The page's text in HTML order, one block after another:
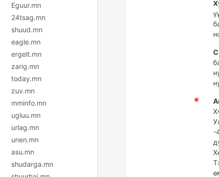
Eguur.mn
24tsag.mn
shuud.mn
eagle.mn
ergelt.mn
zarig.mn
today.mn
zuv.mn
mminfo.mn
ugluu.mn
urlag.mn
unen.mn
asu.mn
shudarga.mn
-